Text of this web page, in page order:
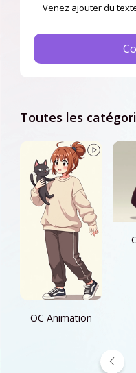
Venez ajouter du
Toutes les
OC Animation